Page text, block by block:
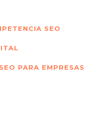
SEO
SEO PARA EMPRESAS